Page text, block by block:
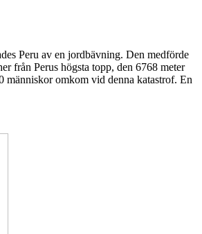
Peru av en jordbävning. Den medförde
från Perus högsta topp, den 6768 meter
människor omkom vid denna katastrof. En